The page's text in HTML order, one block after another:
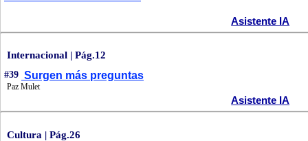
Asistente IA
Internacional | Pág.12
#39 Surgen más preguntas
Paz Mulet
Asistente IA
Cultura | Pág.26